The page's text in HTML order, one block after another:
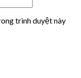
trình duyệt này